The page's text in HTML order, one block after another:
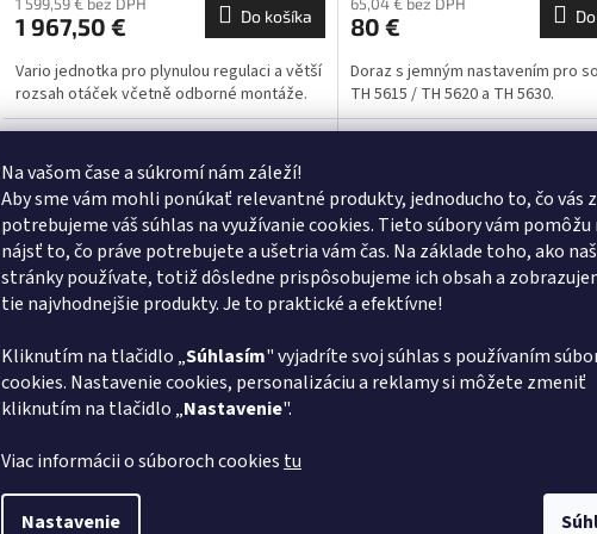
Na vašom čase a súkromí nám záleží!
Aby sme vám mohli ponúkať relevantné produkty, jednoducho to, čo vás
potrebujeme váš súhlas na využívanie cookies. Tieto súbory vám pomôžu
nájsť to, čo práve potrebujete a ušetria vám čas. Na základe toho, ako
stránky používate, totiž dôsledne prispôsobujeme ich obsah a
tie najvhodnejšie produkty. Je to praktické a efektívne!
Kliknutím na tlačidlo „Súhlasím" vyjadríte svoj súhlas s používaním
cookies. Nastavenie cookies, personalizáciu a reklamy si môžete zmeniť
kliknutím na tlačidlo „Nastavenie".
Viac informácii o súboroch cookies tu
Nastavenie
1 599,59 € bez DPH
1 967,50 € Do košíka
Vario jednotka pro plynulou regulaci a větší
rozsah otáček včetně odborné montáže.
65,04 € bez DPH
80 €
Doraz s jemným nastavením pro
TH 5615 / TH 5620 a TH 5630.
Stolový sústruh OPTIturn TU 2506
(400 V)
Skladom
1 744,72 € bez DPH
Stolový sústruh OPTIturn TU